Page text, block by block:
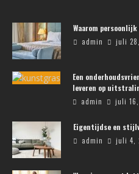
Waarom
admin juli
Een
leveren op
admin juli 16,
Eigentijdse en
admin juli 4,